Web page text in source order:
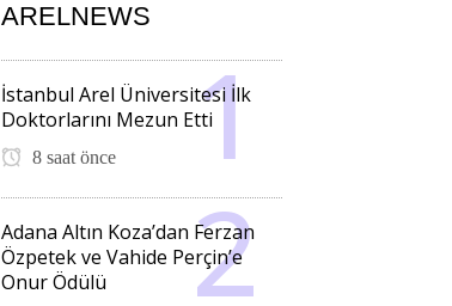
ARELNEWS
İstanbul Arel Üniversitesi İlk
Doktorlarını Mezun Etti
8 saat önce
Adana Altın Koza’dan Ferzan
Özpetek ve Vahide Perçin’e
Onur Ödülü